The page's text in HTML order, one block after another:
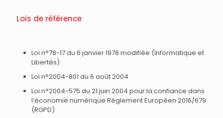
Lois de référence
Loi n°78-17 du 6 janvier 1978 modifiée (Informatique et
Libertés)
Loi n°2004-801 du 6 août 2004
Loi n°2004-575 du 21 juin 2004 pour la confiance dans
l’économie numérique Règlement Européen 2016/679
(RGPD)